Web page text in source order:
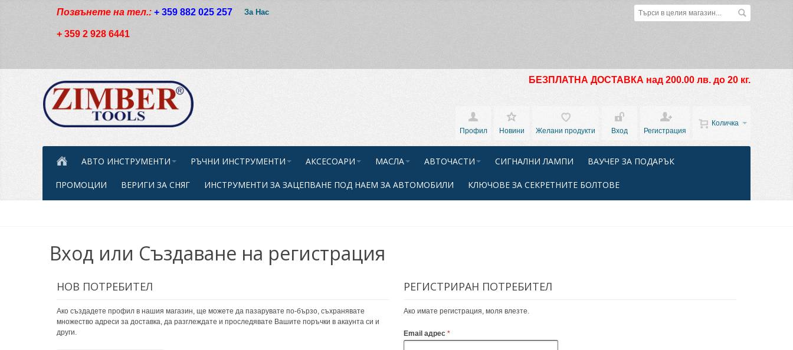
Позвънете на тел.: + 359 882 025 257
+ 359 2 928 6441
За Нас
БЕЗПЛАТНА ДОСТАВКА над 200.00 лв. до 20 кг.
Количка
Профил
Новини Желани продукти Вход Регистрация
АВТО ИНСТРУМЕНТИ РЪЧНИ ИНСТРУМЕНТИ АКСЕСОАРИ МАСЛА АВТОЧАСТИ СИГНАЛНИ ЛАМПИ ВАУЧЕР ЗА ПОДАРЪК
ПРОМОЦИИ ВЕРИГИ ЗА СНЯГ ИНСТРУМЕНТИ ЗА ЗАЦЕПВАНЕ ПОД НАЕМ ЗА АВТОМОБИЛИ КЛЮЧОВЕ ЗА СЕКРЕТНИТЕ БОЛТОВЕ
Вход или Създаване на регистрация
НОВ ПОТРЕБИТЕЛ
Ако създадете профил в нашия магазин, ще можете да пазарувате по-бързо, съхранявате
множество адреси за доставка, да разглеждате и проследявате Вашите поръчки в акаунта си и
други.
РЕГИСТРИРАН ПОТРЕБИТЕЛ
Ако имате регистрация, моля влезте.
Email адрес